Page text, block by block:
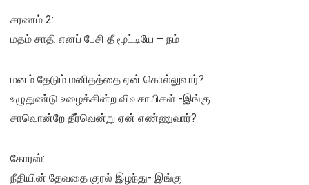
சரணம் 2:
மதம் சாதி எனப் பேசி தீ மூட்டியே – நம்
மனம் தேடும் மனிதத்தை ஏன் கொல்லுவார்?
உழுதுண்டு உழைக்கின்ற விவசாயிகள் -இங்கு
சாவொன்றே தீர்வென்று ஏன் எண்ணுவார்?
கோரஸ்:
நீதியின் தேவதை குரல் இழந்து- இங்கு